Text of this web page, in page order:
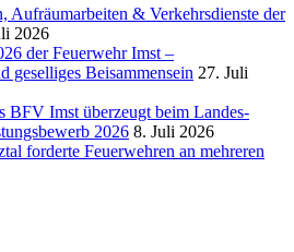
Aufräumarbeiten & Verkehrsdienste der
2026
der Feuerwehr Imst –
geselliges Beisammensein 27. Juli
BFV Imst überzeugt beim Landes-
2026 8. Juli 2026
forderte Feuerwehren an mehreren